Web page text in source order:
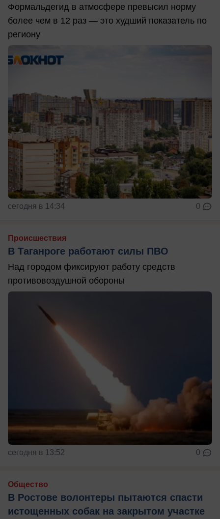
Формальдегид в атмосфере превысил норму
более чем в 12 раз — это худший показатель по
региону
сегодня в 14:34 0
Происшествия
В Таганроге работают силы ПВО
Над городом фиксируют работу средств
противовоздушной обороны
сегодня в 13:52 0
Общество
В Ростове волонтеры пытаются спасти
истощенных собак на закрытом участке